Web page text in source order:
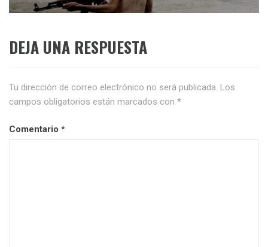
DEJA UNA RESPUESTA
Tu dirección de correo electrónico no será publicada. Los
campos obligatorios están marcados con *
Comentario *